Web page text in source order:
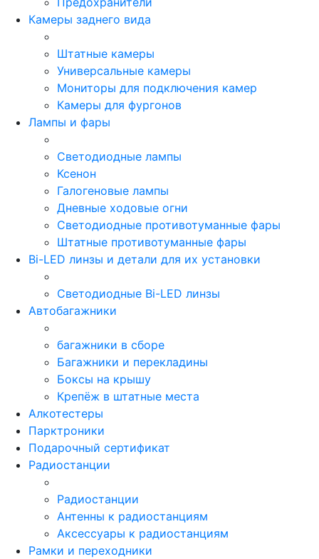
Камеры заднего вида
Штатные камеры
Универсальные камеры
Мониторы для подключения камер
Камеры для фургонов
Лампы и фары
Светодиодные лампы
Ксенон
Галогеновые лампы
Дневные ходовые огни
Светодиодные противотуманные фары
Штатные противотуманные фары
Bi-LED линзы и детали для их установки
Светодиодные Bi-LED линзы
Автобагажники
багажники в сборе
Багажники и перекладины
Боксы на крышу
Крепёж в штатные места
Алкотестеры
Парктроники
Подарочный сертификат
Радиостанции
Радиостанции
Антенны к радиостанциям
Аксессуары к радиостанциям
Рамки и переходники